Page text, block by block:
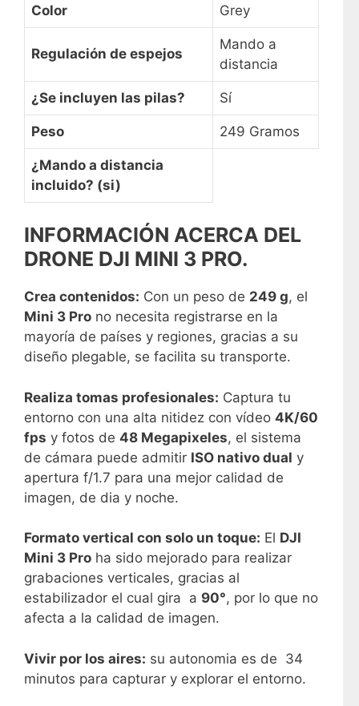
Color Grey
Regulación de espejos
Mando a
distancia
¿Se incluyen las pilas? Sí
Peso 249 Gramos
¿Mando a distancia
incluido? (si)
INFORMACIÓN ACERCA DEL
DRONE DJI MINI 3 PRO.
Crea contenidos: Con un peso de 249 g, el
Mini 3 Pro no necesita registrarse en la
mayoría de países y regiones, gracias a su
diseño plegable, se facilita su transporte.
Realiza tomas profesionales: Captura tu
entorno con una alta nitidez con vídeo 4K/60
fps y fotos de 48 Megapixeles, el sistema
de cámara puede admitir ISO nativo dual y
apertura f/1.7 para una mejor calidad de
imagen, de dia y noche.
Formato vertical con solo un toque: El DJI
Mini 3 Pro ha sido mejorado para realizar
grabaciones verticales, gracias al
estabilizador el cual gira a 90°, por lo que no
afecta a la calidad de imagen.
Vivir por los aires: su autonomia es de 34
minutos para capturar y explorar el entorno.